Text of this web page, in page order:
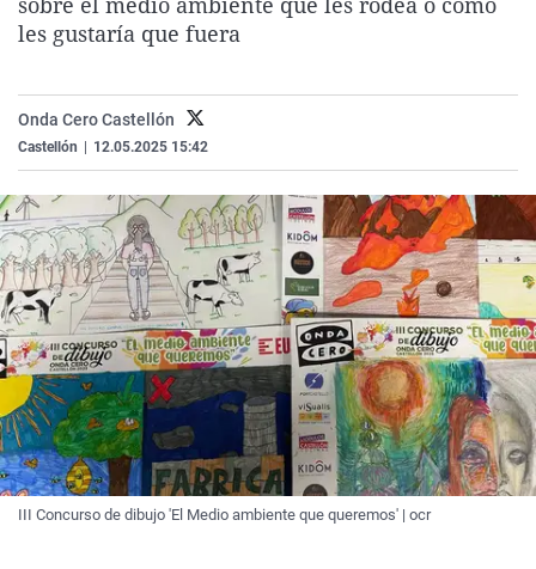
La rosa de los vientos
Como el perro y el
Caso
Equipo de
Extremadura
La Rioja
Virales
Elecciones
les gustaría que fuera
Onda Cero Castellón
Castellón 12.05.2025 15:42
III Concurso de dibujo 'El Medio ambiente que queremos' | ocr